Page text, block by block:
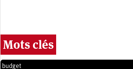
Mots clés
budget